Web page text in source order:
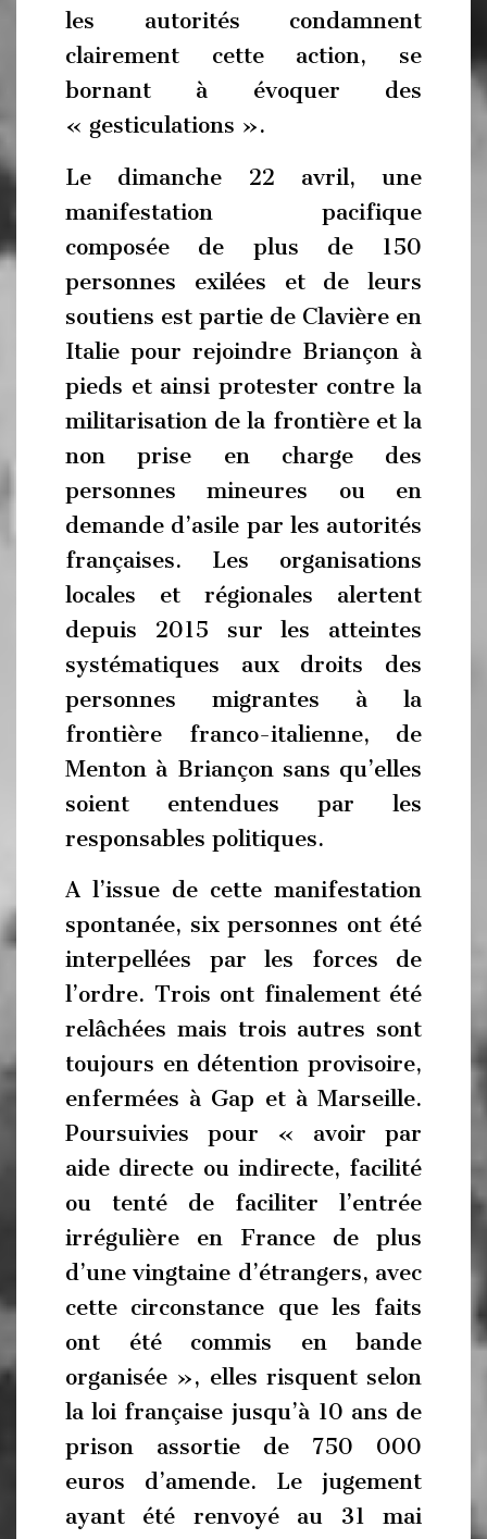
les autorités condamnent
clairement cette action, se
bornant à évoquer des
« gesticulations ».
Le dimanche 22 avril, une
manifestation pacifique
composée de plus de 150
personnes exilées et de leurs
soutiens est partie de Clavière en
Italie pour rejoindre Briançon à
pieds et ainsi protester contre la
militarisation de la frontière et la
non prise en charge des
personnes mineures ou en
demande d’asile par les autorités
françaises. Les organisations
locales et régionales alertent
depuis 2015 sur les atteintes
systématiques aux droits des
personnes migrantes à la
frontière franco-italienne, de
Menton à Briançon sans qu’elles
soient entendues par les
responsables politiques.
A l’issue de cette manifestation
spontanée, six personnes ont été
interpellées par les forces de
l’ordre. Trois ont finalement été
relâchées mais trois autres sont
toujours en détention provisoire,
enfermées à Gap et à Marseille.
Poursuivies pour « avoir par
aide directe ou indirecte, facilité
ou tenté de faciliter l’entrée
irrégulière en France de plus
d’une vingtaine d’étrangers, avec
cette circonstance que les faits
ont été commis en bande
organisée », elles risquent selon
la loi française jusqu’à 10 ans de
prison assortie de 750 000
euros d’amende. Le jugement
ayant été renvoyé au 31 mai